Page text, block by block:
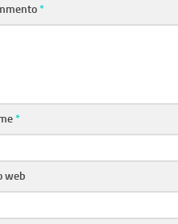
*
*
web